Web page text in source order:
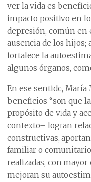
ver la vida es
impacto positivo en
depresión, común en
ausencia de los hijos;
fortalece la
algunos órganos,
En ese sentido, María
beneficios “son que
propósito de vida y
contexto– logran
constructivas,
familiar o
realizadas, con mayor
mejoran su